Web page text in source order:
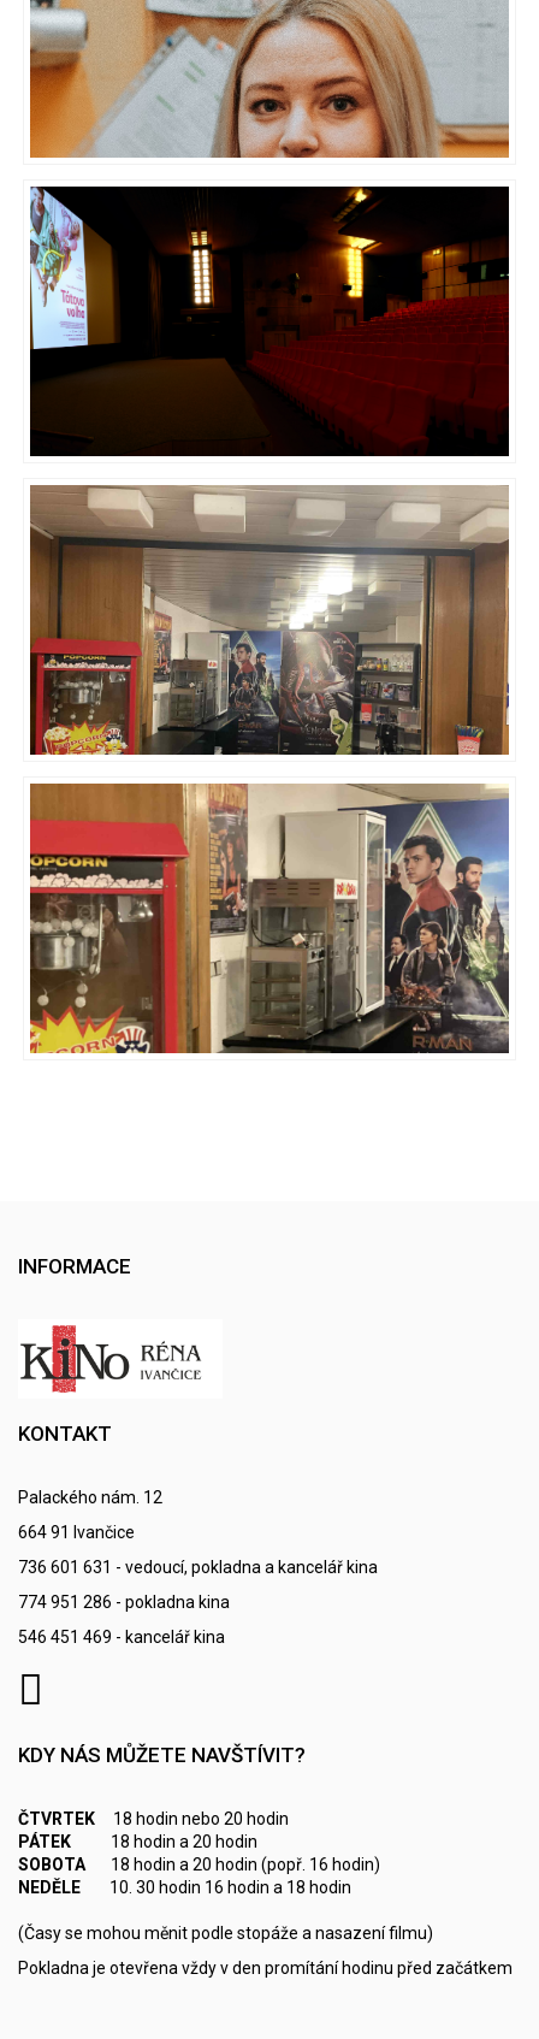
INFORMACE
KONTAKT
Palackého nám. 12
664 91 Ivančice
736 601 631 - vedoucí, pokladna a kancelář kina
774 951 286 - pokladna kina
546 451 469 - kancelář kina
KDY NÁS MŮŽETE NAVŠTÍVIT?
ČTVRTEK 18 hodin nebo 20 hodin
PÁTEK
18 hodin a 20 hodin
SOBOTA 18 hodin a 20 hodin (popř. 16 hodin)
NEDĚLE 10. 30 hodin 16 hodin a 18 hodin
(Časy se mohou měnit podle stopáže a nasazení filmu)
Pokladna je otevřena vždy v den promítání hodinu před začátkem